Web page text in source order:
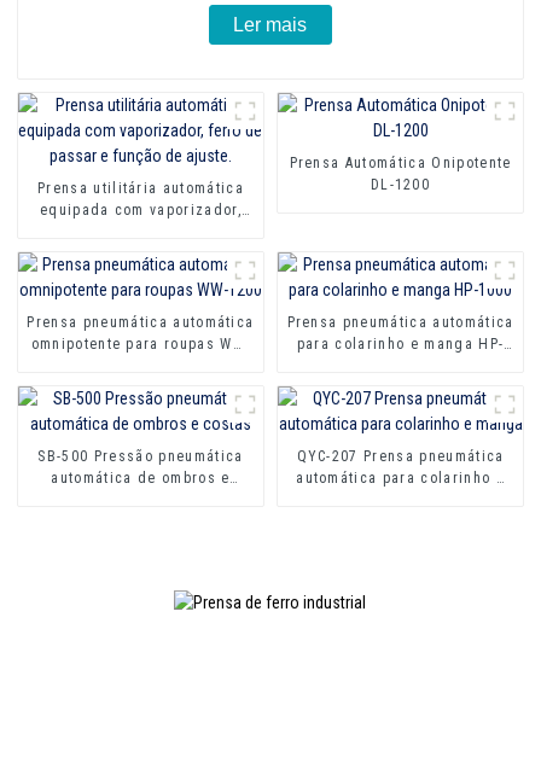
Ler mais
Prensa utilitária automática
equipada com vaporizador,
ajuste.
Prensa Automática Onipotente
DL-1200
Prensa pneumática automática
omnipotente para roupas WW-
Prensa pneumática automática
para colarinho e manga HP-
SB-500 Pressão pneumática
automática de ombros e
QYC-207 Prensa pneumática
automática para colarinho e